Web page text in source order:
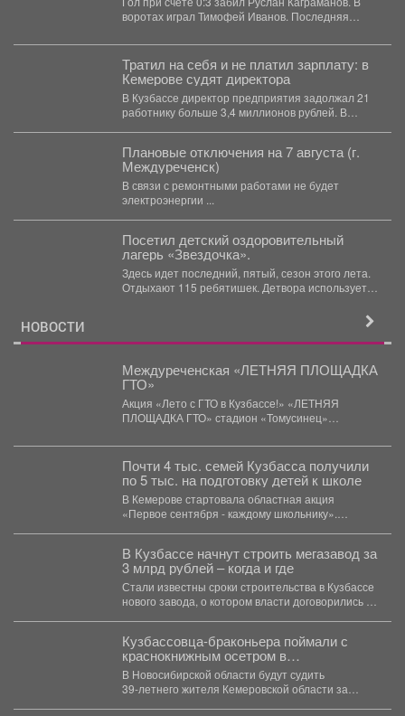
воротах играл Тимофей Иванов. Последняя
Тратил на себя и не платил зарплату: в
Кемерове судят директора
В Кузбассе директор предприятия задолжал 21
работнику больше 3,4 миллионов рублей. В
Плановые отключения на 7 августа (г.
Междуреченск)
В связи с ремонтными работами не будет
электроэнергии ...
Посетил детский оздоровительный
лагерь «Звездочка».
Здесь идет последний, пятый, сезон этого лета.
Отдыхают 115 ребятишек. Детвора использует
НОВОСТИ
Междуреченская «ЛЕТНЯЯ ПЛОЩАДКА
ГТО»
Акция «Лето с ГТО в Кузбассе!» «ЛЕТНЯЯ
ПЛОЩАДКА ГТО» стадион «Томусинец»
Почти 4 тыс. семей Кузбасса получили
по 5 тыс. на подготовку детей к школе
В Кемерове стартовала областная акция
«Первое сентября - каждому школьнику».
В Кузбассе начнут строить мегазавод за
3 млрд рублей – когда и где
Стали известны сроки строительства в Кузбассе
нового завода, о котором власти договорились в
Кузбассовца-браконьера поймали с
краснокнижным осетром в
Новосибирске
В Новосибирской области будут судить
39‑летнего жителя Кемеровской области за